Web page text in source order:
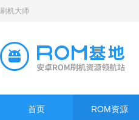
刷机大师
首页 ROM资源